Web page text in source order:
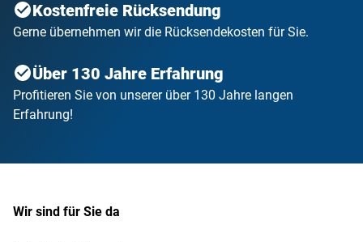
Kostenfreie Rücksendung
Gerne übernehmen wir die Rücksendekosten für Sie.
Über 130 Jahre Erfahrung
Profitieren Sie von unserer über 130 Jahre langen
Erfahrung!
Wir sind für Sie da